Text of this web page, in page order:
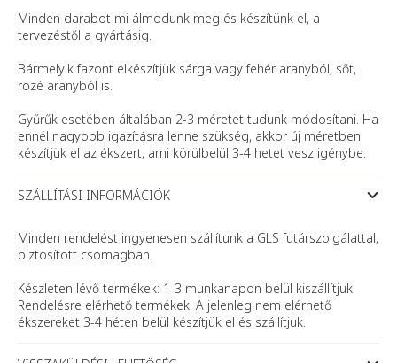
Minden darabot mi álmodunk meg és készítünk el, a
tervezéstől a gyártásig.
Bármelyik fazont elkészítjük sárga vagy fehér aranyból, sőt,
rozé aranyból is.
Gyűrűk esetében általában 2-3 méretet tudunk módosítani. Ha
ennél nagyobb igazításra lenne szükség, akkor új méretben
készítjük el az ékszert, ami körülbelül 3-4 hetet vesz igénybe.
SZÁLLÍTÁSI INFORMÁCIÓK
Minden rendelést ingyenesen szállítunk a GLS futárszolgálattal,
biztosított csomagban.
Készleten lévő termékek: 1-3 munkanapon belül kiszállítjuk.
Rendelésre elérhető termékek: A jelenleg nem elérhető
ékszereket 3-4 héten belül készítjük el és szállítjuk.